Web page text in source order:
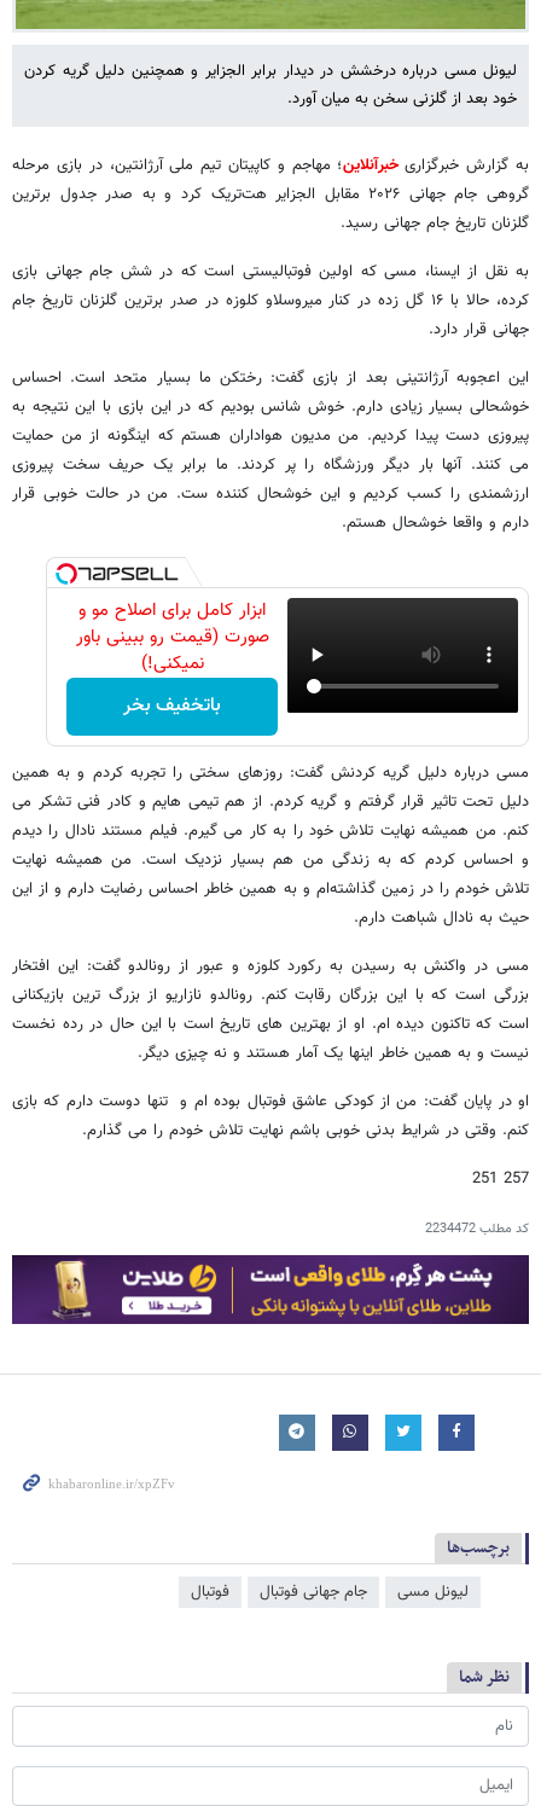
لیونل مسی درباره درخشش در دیدار برابر الجزایر و همچنین دلیل گریه کردن
خود بعد از گلزنی سخن به میان آورد.
به گزارش خبرگزاریخبرآنلاین؛ مهاجم و کاپیتان تیم ملی آرژانتین، در بازی مرحله
گروهی جام جهانی ۲۰۲۶ مقابل الجزایر هت‌تریک کرد و به صدر جدول برترین
گلزنان تاریخ جام جهانی رسید.
به نقل از ایسنا، مسی که اولین فوتبالیستی است که در شش جام جهانی بازی
کرده، حالا با ۱۶ گل زده در کنار میروسلاو کلوزه در صدر برترین گلزنان تاریخ جام
جهانی قرار دارد.
این اعجوبه آرژانتینی بعد از بازی گفت: رختکن ما بسیار متحد است. احساس
خوشحالی بسیار زیادی دارم. خوش شانس بودیم که در این بازی با این نتیجه به
پیروزی دست پیدا کردیم. من مدیون هواداران هستم که اینگونه از من حمایت
می کنند. آنها بار دیگر ورزشگاه را پر کردند. ما برابر یک حریف سخت پیروزی
ارزشمندی را کسب کردیم و این خوشحال کننده ست. من در حالت خوبی قرار
دارم و واقعا خوشحال هستم.
ابزار کامل برای اصلاح مو و
صورت (قیمت رو ببینی باور
نمیکنی!)
باتخفیف بخر
مسی درباره دلیل گریه کردنش گفت: روزهای سختی را تجربه کردم و به همین
دلیل تحت تاثیر قرار گرفتم و گریه کردم. از هم تیمی هایم و کادر فنی تشکر می
کنم. من همیشه نهایت تلاش خود را به کار می گیرم. فیلم مستند نادال را دیدم
و احساس کردم که به زندگی من هم بسیار نزدیک است. من همیشه نهایت
تلاش خودم را در زمین گذاشته‌ام و به همین خاطر احساس رضایت دارم و از این
حیث به نادال شباهت دارم.
مسی در واکنش به رسیدن به رکورد کلوزه و عبور از رونالدو گفت: این افتخار
بزرگی است که با این بزرگان رقابت کنم. رونالدو نازاریو از بزرگ ترین بازیکنانی
است که تاکنون دیده ام. او از بهترین های تاریخ است با این حال در رده نخست
نیست و به همین خاطر اینها یک آمار هستند و نه چیزی دیگر.
او در پایان گفت: من از کودکی عاشق فوتبال بوده ام و تنها دوست دارم که بازی
کنم. وقتی در شرایط بدنی خوبی باشم نهایت تلاش خودم را می گذارم.
257 251
کد مطلب2234472
برچسب‌ها
لیونل مسی جام جهانی فوتبال فوتبال
نظر شما